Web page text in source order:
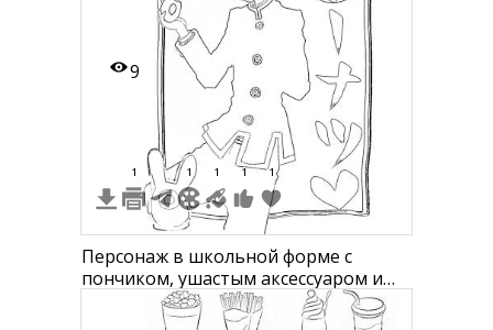
9
1 1 1 1 1
Персонаж в школьной форме с
пончиком, ушастым аксессуаром и
иероглифами в рамке